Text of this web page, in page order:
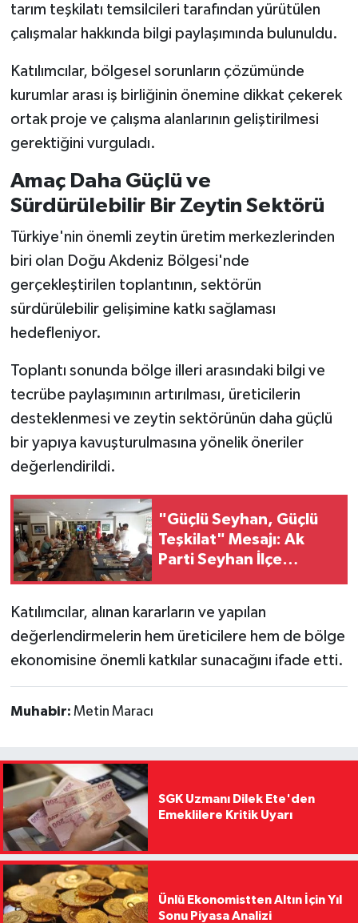
tarım teşkilatı temsilcileri tarafından yürütülen
çalışmalar hakkında bilgi paylaşımında bulunuldu.
Katılımcılar, bölgesel sorunların çözümünde
kurumlar arası iş birliğinin önemine dikkat çekerek
ortak proje ve çalışma alanlarının geliştirilmesi
gerektiğini vurguladı.
Amaç Daha Güçlü ve
Sürdürülebilir Bir Zeytin Sektörü
Türkiye'nin önemli zeytin üretim merkezlerinden
biri olan Doğu Akdeniz Bölgesi'nde
gerçekleştirilen toplantının, sektörün
sürdürülebilir gelişimine katkı sağlaması
hedefleniyor.
Toplantı sonunda bölge illeri arasındaki bilgi ve
tecrübe paylaşımının artırılması, üreticilerin
desteklenmesi ve zeytin sektörünün daha güçlü
bir yapıya kavuşturulmasına yönelik öneriler
değerlendirildi.
"Güçlü Seyhan, Güçlü
Teşkilat" Mesajı: Ak
Parti Seyhan İlçe
Yanıtladı
Katılımcılar, alınan kararların ve yapılan
değerlendirmelerin hem üreticilere hem de bölge
ekonomisine önemli katkılar sunacağını ifade etti.
Muhabir: Metin Maracı
SGK Uzmanı Dilek Ete'den
Emeklilere Kritik Uyarı
Ünlü Ekonomistten Altın İçin Yıl
Sonu Piyasa Analizi